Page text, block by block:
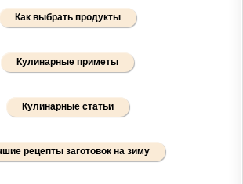
Как выбрать продукты
Кулинарные приметы
Кулинарные статьи
рецепты заготовок на зиму